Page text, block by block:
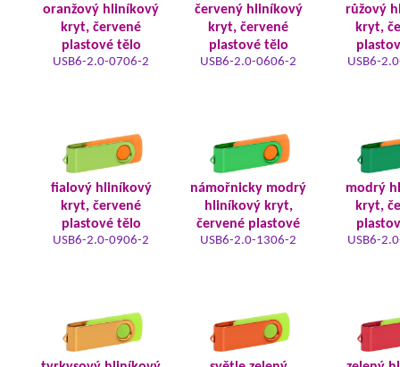
oranžový hliníkový
kryt, červené
plastové tělo
USB6-2.0-0706-2
červený hliníkový
kryt, červené
plastové tělo
USB6-2.0-0606-2
růžový
kryt,
USB6-
fialový hliníkový
kryt, červené
plastové tělo
USB6-2.0-0906-2
námořnicky modrý
hliníkový kryt,
červené plastové
USB6-2.0-1306-2
modrý
kryt,
USB6-